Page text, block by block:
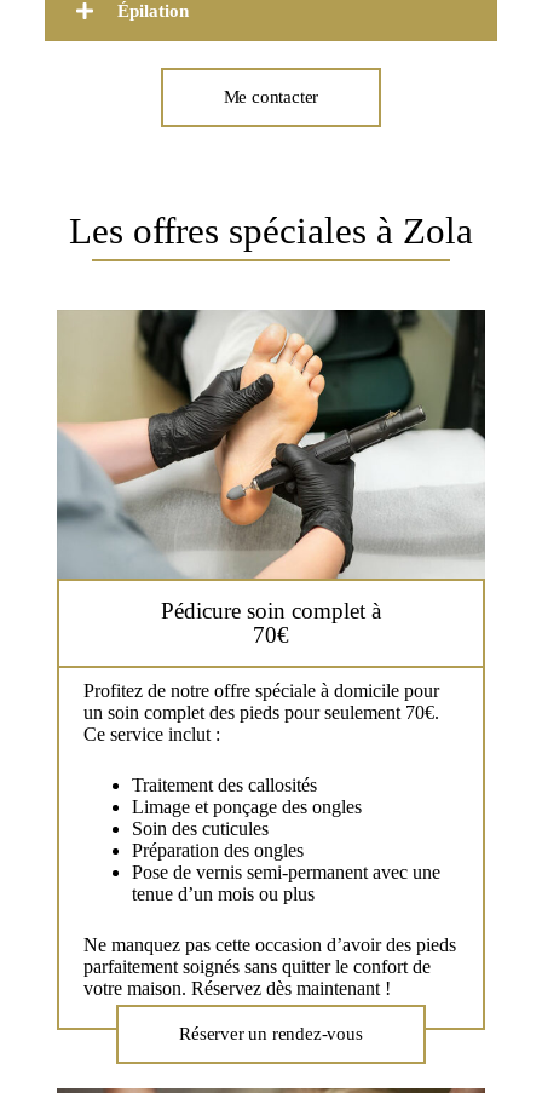
Épilation
Me contacter
Les offres spéciales à Zola
Pédicure soin complet à
70€
Profitez de notre offre spéciale à domicile pour
un soin complet des pieds pour seulement 70€.
Ce service inclut :
Traitement des callosités
Limage et ponçage des ongles
Soin des cuticules
Préparation des ongles
Pose de vernis semi-permanent avec une
tenue d’un mois ou plus
Ne manquez pas cette occasion d’avoir des pieds
parfaitement soignés sans quitter le confort de
votre maison. Réservez dès maintenant !
Réserver un rendez-vous